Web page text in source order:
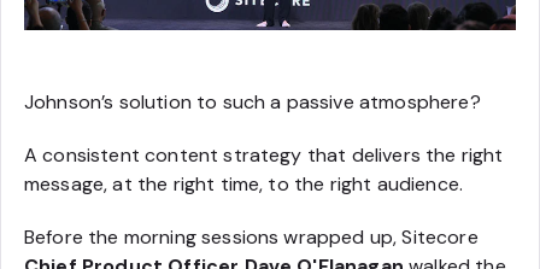
Johnson’s solution to such a passive atmosphere?
A consistent content strategy that delivers the right
message, at the right time, to the right audience.
Before the morning sessions wrapped up, Sitecore